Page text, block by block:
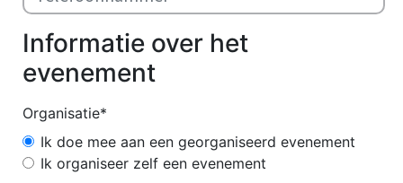
Informatie over het
evenement
Organisatie*
Ik doe mee aan een georganiseerd evenement
Ik organiseer zelf een evenement